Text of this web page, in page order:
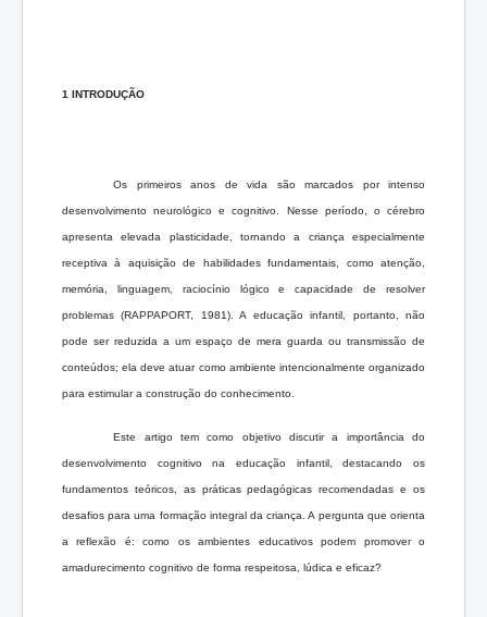
1 INTRODUÇÃO
Os primeiros anos de vida são marcados por intenso
desenvolvimento neurológico e cognitivo. Nesse período, o cérebro
apresenta elevada plasticidade, tornando a criança especialmente
receptiva à aquisição de habilidades fundamentais, como atenção,
memória, linguagem, raciocínio lógico e capacidade de resolver
problemas (RAPPAPORT, 1981). A educação infantil, portanto, não
pode ser reduzida a um espaço de mera guarda ou transmissão de
conteúdos; ela deve atuar como ambiente intencionalmente organizado
para estimular a construção do conhecimento.
Este artigo tem como objetivo discutir a importância do
desenvolvimento cognitivo na educação infantil, destacando os
fundamentos teóricos, as práticas pedagógicas recomendadas e os
desafios para uma formação integral da criança. A pergunta que orienta
a reflexão é: como os ambientes educativos podem promover o
amadurecimento cognitivo de forma respeitosa, lúdica e eficaz?